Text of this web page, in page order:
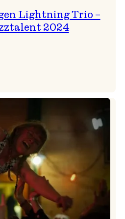
Lightning Trio –
2024